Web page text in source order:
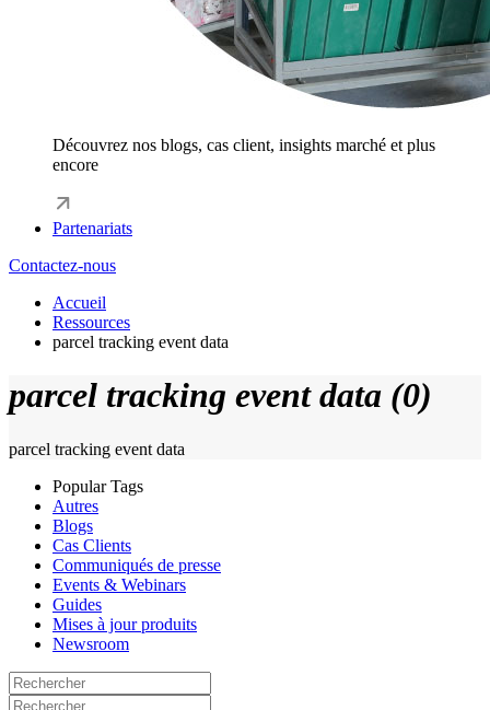
Découvrez nos blogs, cas client, insights marché et plus
encore
Partenariats
Contactez-nous
Accueil
Ressources
parcel tracking event data
parcel tracking event data (0)
parcel tracking event data
Popular Tags
Autres
Blogs
Cas Clients
Communiqués de presse
Events & Webinars
Guides
Mises à jour produits
Newsroom